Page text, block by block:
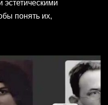
понять их,